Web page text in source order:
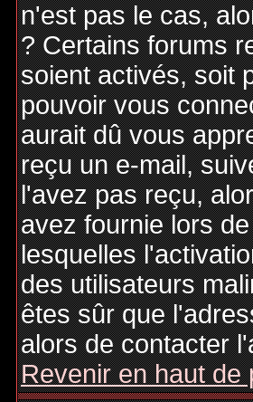
n'est pas le cas,
? Certains forums
soient activés, soit
pouvoir vous
aurait dû vous
reçu un e-mail,
l'avez pas reçu,
avez fournie lors
lesquelles
des utilisateurs
êtes sûr que
alors de contacter
Revenir en haut de